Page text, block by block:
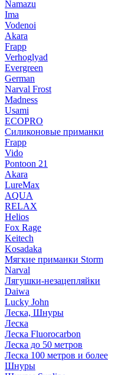
Namazu
Ima
Vodenoi
Akara
Frapp
Verhoglyad
Evergreen
German
Narval Frost
Madness
Usami
ECOPRO
Силиконовые приманки
Frapp
Vido
Pontoon 21
Akara
LureMax
AQUA
RELAX
Helios
Fox Rage
Keitech
Kosadaka
Мягкие приманки Storm
Narval
Лягушки-незацепляйки
Daiwa
Lucky John
Леска, Шнуры
Леска
Леска Fluorocarbon
Леска до 50 метров
Леска 100 метров и более
Шнуры